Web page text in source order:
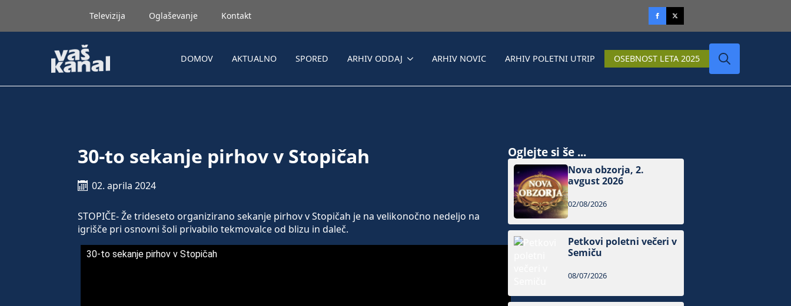
Televizija Oglaševanje Kontakt
DOMOV AKTUALNO SPORED ARHIV ODDAJ ARHIV NOVIC ARHIV POLETNI UTRIP OSEBNOST LETA 2025
30-to sekanje pirhov v Stopičah
02. aprila 2024
STOPIČE- Že trideseto organizirano sekanje pirhov v Stopičah je na velikonočno nedeljo na
igrišče pri osnovni šoli privabilo tekmovalce od blizu in daleč.
30-to sekanje pirhov v Stopičah
Oglejte si še ...
Nova obzorja, 2.
avgust 2026
02/08/2026
Petkovi poletni večeri v
Semiču
08/07/2026